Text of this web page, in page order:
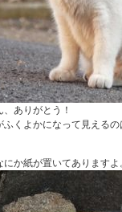
、ありがとう！
ふくよかになって見える
にか紙が置いてありますよ